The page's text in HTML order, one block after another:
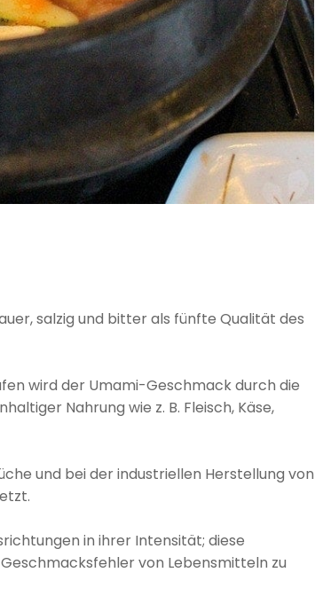
salzig und bitter als fünfte Qualität des
wird der Umami-Geschmack durch die
Nahrung wie z. B. Fleisch, Käse,
und bei der industriellen Herstellung von
in ihrer Intensität; diese
von Lebensmitteln zu